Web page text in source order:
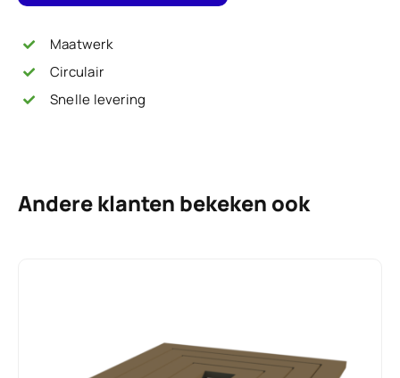
Maatwerk
Circulair
Snelle levering
Andere klanten bekeken ook